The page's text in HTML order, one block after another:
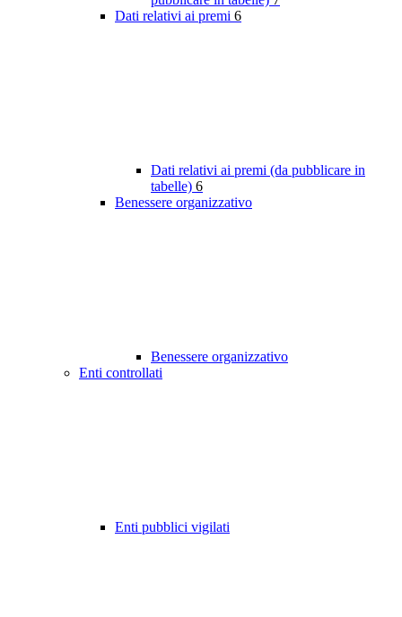
Dati relativi ai premi 6
Dati relativi ai premi (da pubblicare in
tabelle) 6
Benessere organizzativo
Benessere organizzativo
Enti controllati
Enti pubblici vigilati